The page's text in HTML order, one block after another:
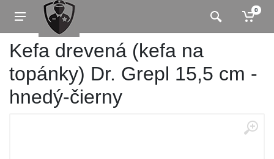
0
Kefa drevená (kefa na
topánky) Dr. Grepl 15,5 cm -
hnedý-čierny